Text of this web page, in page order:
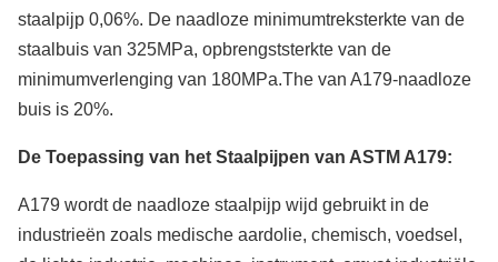
staalpijp 0,06%. De naadloze minimumtreksterkte van de
staalbuis van 325MPa, opbrengststerkte van de
minimumverlenging van 180MPa.The van A179-naadloze
buis is 20%.
De Toepassing van het Staalpijpen van ASTM A179:
A179 wordt de naadloze staalpijp wijd gebruikt in de
industrieën zoals medische aardolie, chemisch, voedsel,